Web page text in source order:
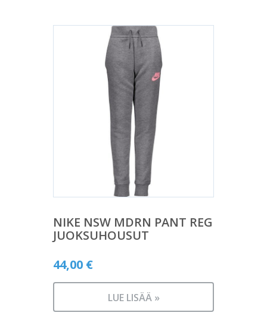
NIKE NSW MDRN PANT REG
JUOKSUHOUSUT
44,00 €
LUE LISÄÄ »